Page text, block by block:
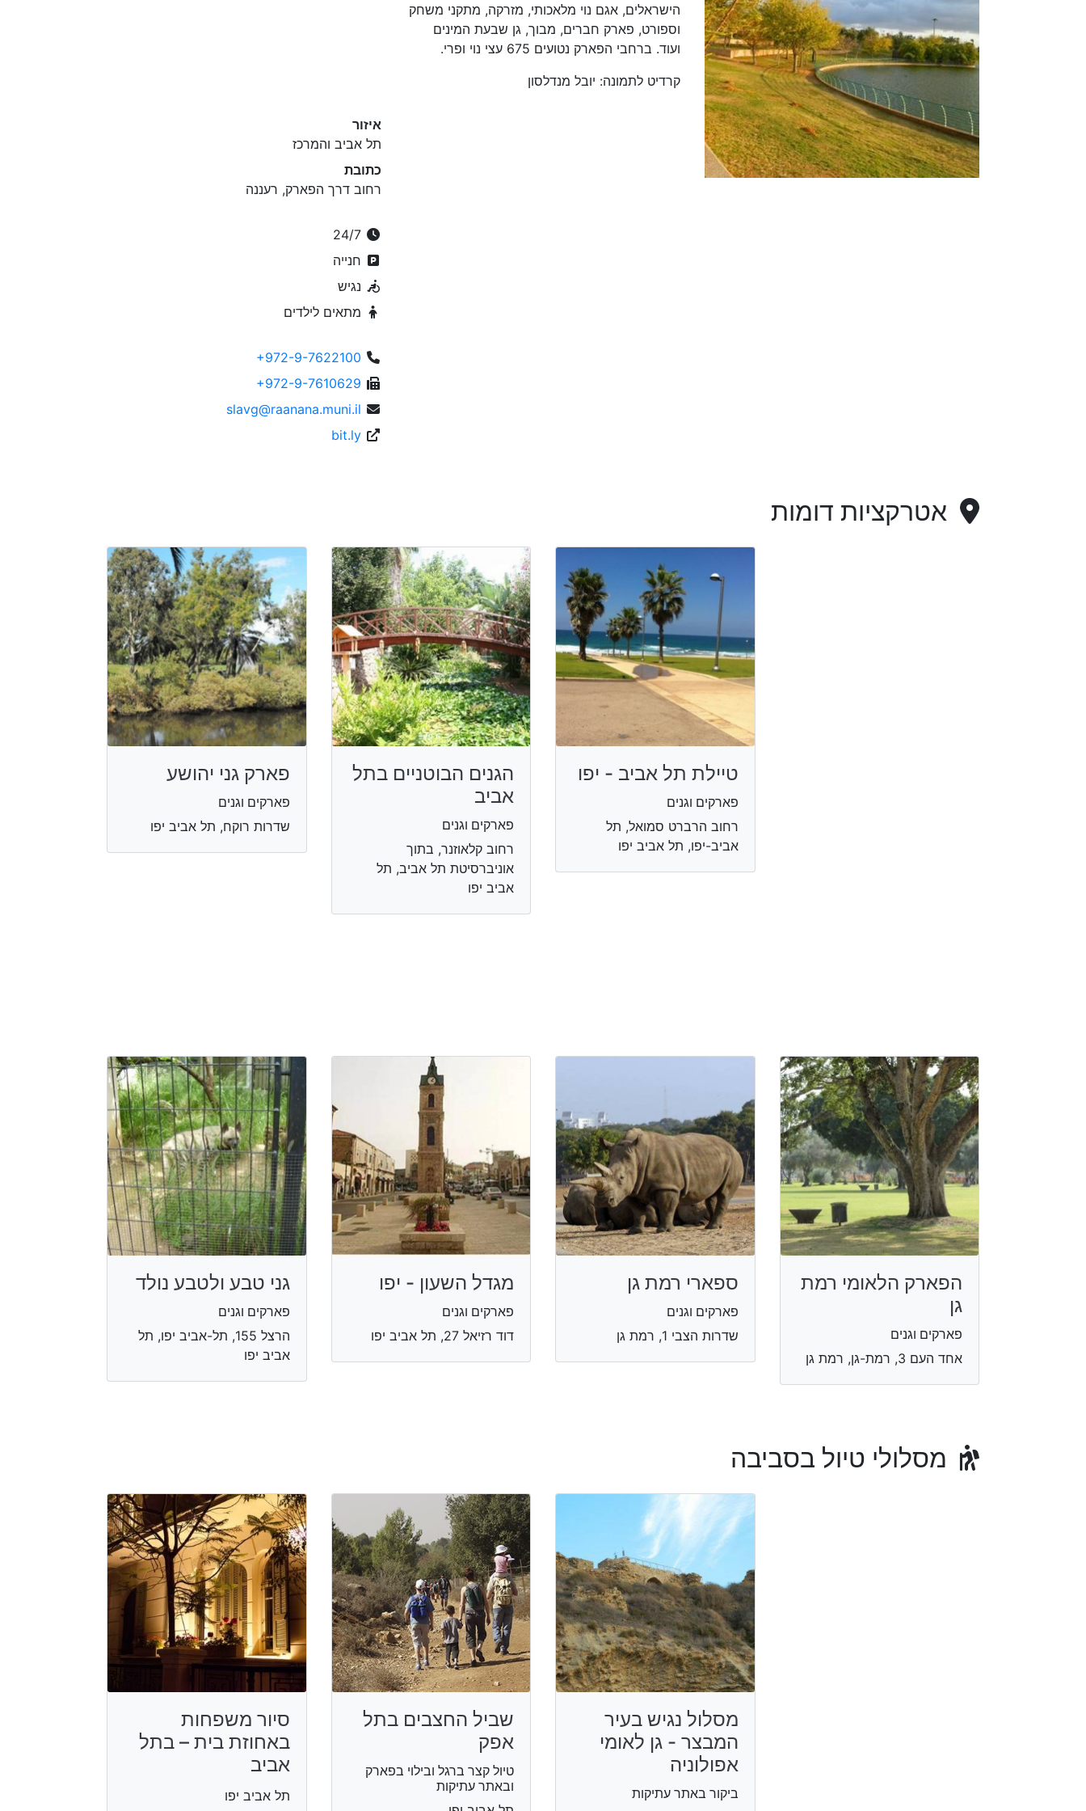
הישראלים, אגם נוי מלאכותי, מזרקה, מתקני משחק
וספורט, פארק חברים, מבוך, גן שבעת המינים
ועוד. ברחבי הפארק נטועים 675 עצי נוי ופרי.
קרדיט לתמונה: יובל מנדלסון
איזור
תל אביב והמרכז
כתובת
רחוב דרך הפארק, רעננה
חנייה
נגיש
מתאים לילדים
+972-9-7622100
+972-9-7610629
slavg@raanana.muni.il
bit.ly
אטרקציות דומות
טיילת תל אביב - יפו
פארקים וגנים
רחוב הרברט סמואל, תל
אביב-יפו, תל אביב יפו
הגנים הבוטניים בתל
אביב
פארקים וגנים
רחוב קלאוזנר, בתוך
אוניברסיטת תל אביב, תל
אביב יפו
פארק גני יהושע
פארקים וגנים
שדרות רוקח, תל אביב יפו
הפארק הלאומי רמת
גן
פארקים וגנים
אחד העם 3, רמת-גן, רמת גן
ספארי רמת גן
פארקים וגנים
שדרות הצבי 1, רמת גן
מגדל השעון - יפו
פארקים וגנים
דוד רזיאל 27, תל אביב יפו
גני טבע ולטבע נולד
פארקים וגנים
הרצל 155, תל-אביב יפו, תל
אביב יפו
מסלולי טיול בסביבה
מסלול נגיש בעיר
המבצר - גן לאומי
אפולוניה
ביקור באתר עתיקות
שביל החצבים בתל
אפק
טיול קצר ברגל ובילוי בפארק
ובאתר עתיקות
סיור משפחות
באחוזת בית – בתל
אביב
תל אביב יפו